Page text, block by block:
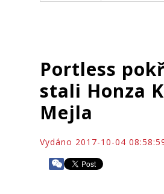
Portless
stali Honza
Mejla
Vydáno 2017-10-04